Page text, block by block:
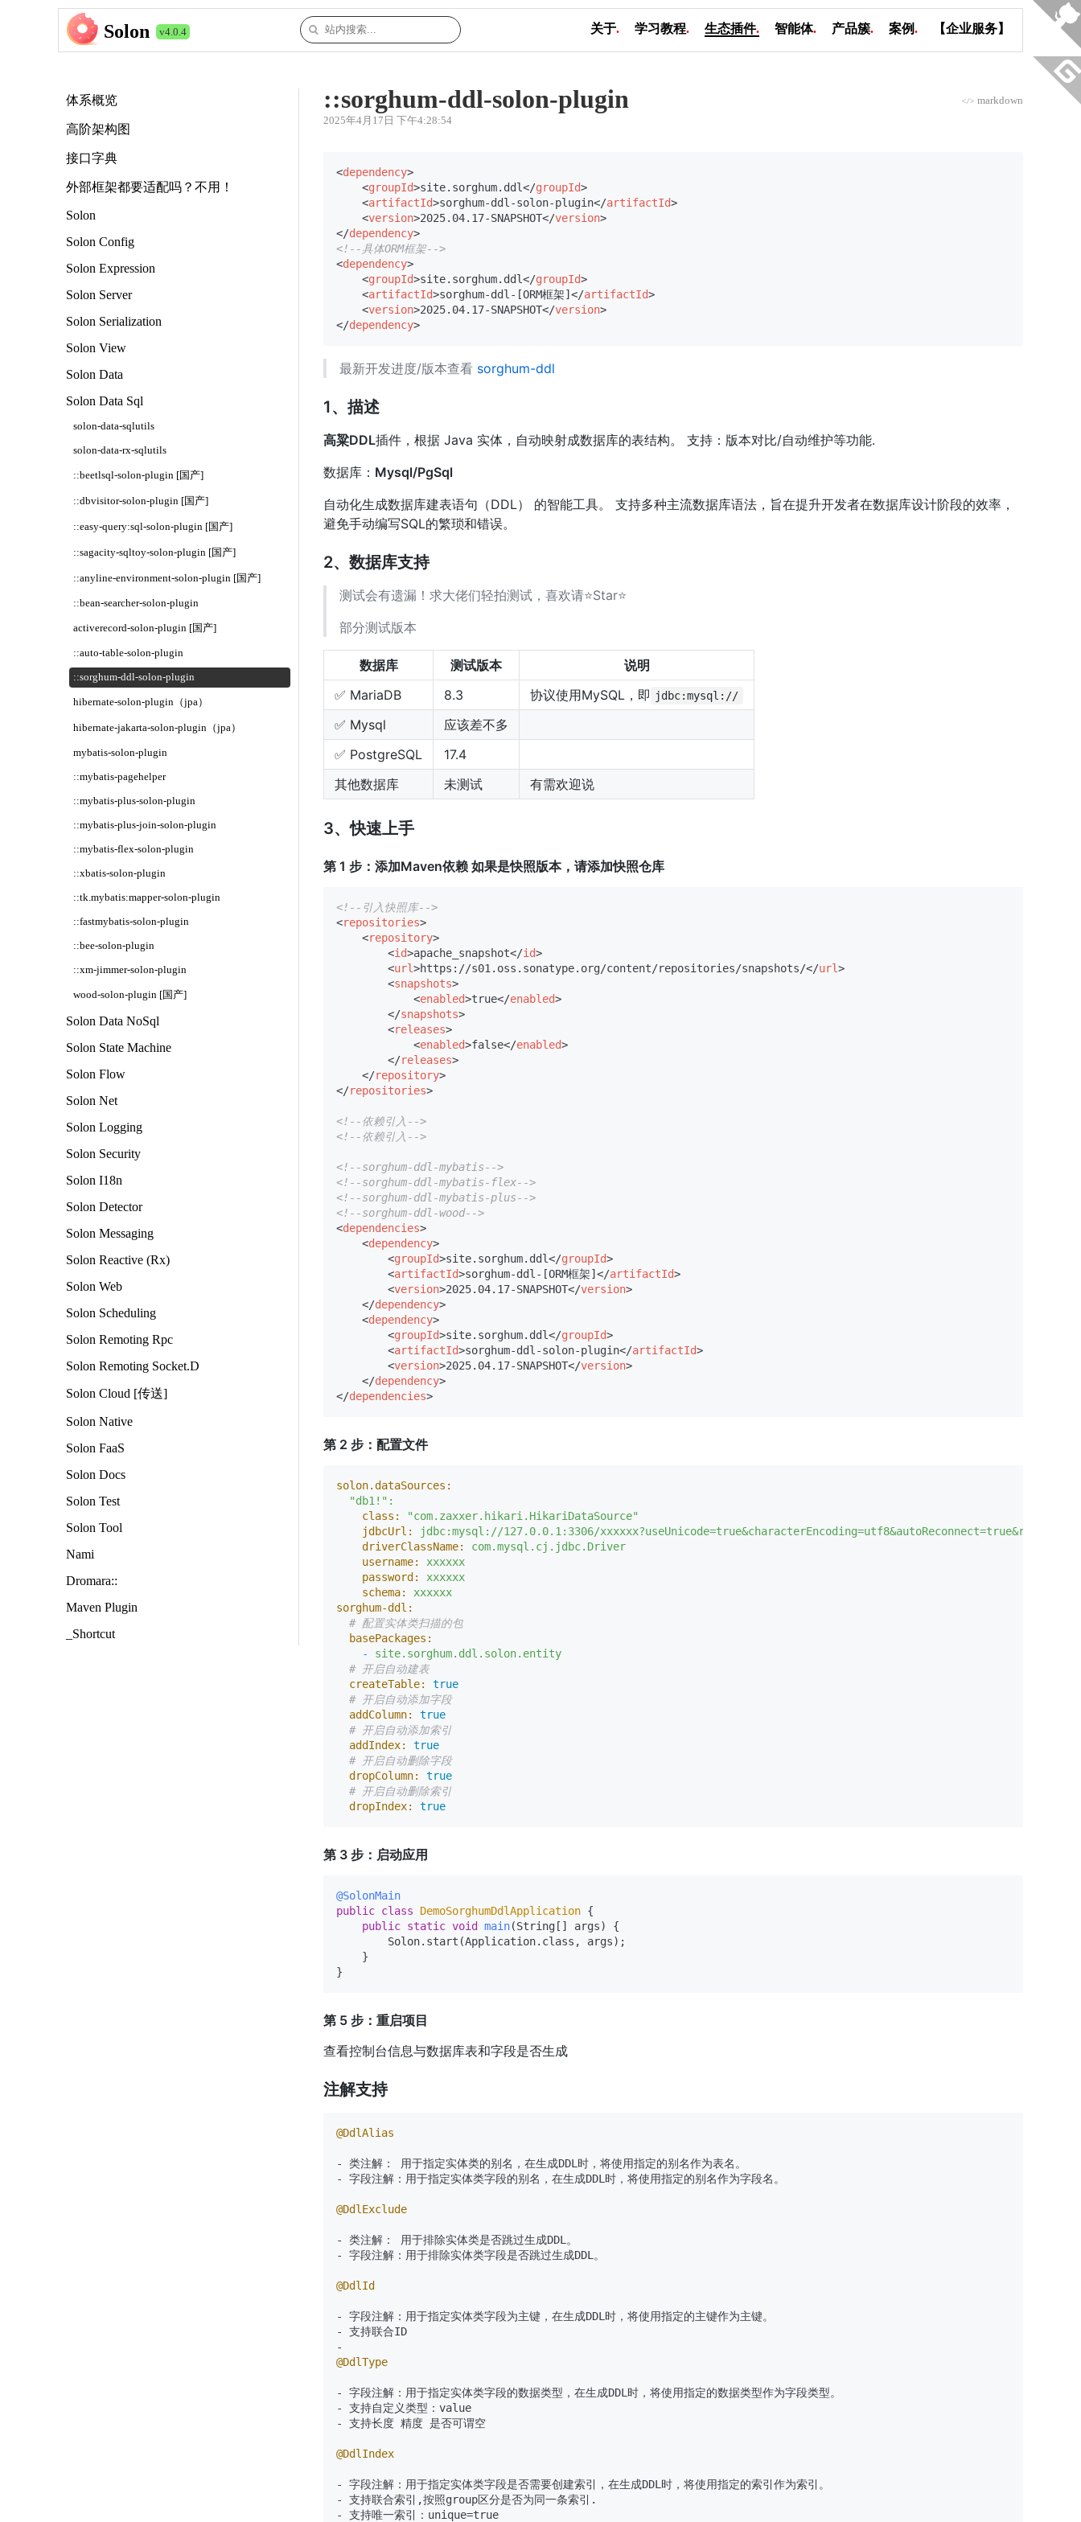
Solon v4.0.4 关于. 学习教程. 生态插件. 智能体. 产品簇. 案例. 【企业服务】
体系概览
高阶架构图
接口字典
外部框架都要适配吗？不用！
Solon
Solon Config
Solon Expression
Solon Server
Solon Serialization
Solon View
Solon Data
Solon Data Sql
solon-data-sqlutils
solon-data-rx-sqlutils
::beetlsql-solon-plugin [国产]
::dbvisitor-solon-plugin [国产]
::easy-query:sql-solon-plugin [国产]
::sagacity-sqltoy-solon-plugin [国产]
::anyline-environment-solon-plugin [国产]
::bean-searcher-solon-plugin
activerecord-solon-plugin [国产]
::auto-table-solon-plugin
::sorghum-ddl-solon-plugin
hibernate-solon-plugin（jpa）
hibernate-jakarta-solon-plugin（jpa）
mybatis-solon-plugin
::mybatis-pagehelper
::mybatis-plus-solon-plugin
::mybatis-plus-join-solon-plugin
::mybatis-flex-solon-plugin
::xbatis-solon-plugin
::tk.mybatis:mapper-solon-plugin
::fastmybatis-solon-plugin
::bee-solon-plugin
::xm-jimmer-solon-plugin
wood-solon-plugin [国产]
Solon Data NoSql
Solon State Machine
Solon Flow
Solon Net
Solon Logging
Solon Security
Solon I18n
Solon Detector
Solon Messaging
Solon Reactive (Rx)
Solon Web
Solon Scheduling
Solon Remoting Rpc
Solon Remoting Socket.D
Solon Cloud [传送]
Solon Native
Solon FaaS
Solon Docs
Solon Test
Solon Tool
Nami
Dromara::
Maven Plugin
_Shortcut
::sorghum-ddl-solon-plugin </> markdown
2025年4月17日 下午4:28:54
<dependency>
<groupId>site.sorghum.ddl</groupId>
<artifactId>sorghum-ddl-solon-plugin</artifactId>
<version>2025.04.17-SNAPSHOT</version>
</dependency>
<!--具体ORM框架-->
<dependency>
<groupId>site.sorghum.ddl</groupId>
<artifactId>sorghum-ddl-[ORM框架] </artifactId>
<version>2025.04.17-SNAPSHOT</version>
</dependency>
最新开发进度/版本查看 sorghum-ddl
1、描述
高粱DDL插件，根据 Java 实体，自动映射成数据库的表结构。 支持：版本对比/自动维护等功能.
数据库： Mysql/PgSql
自动化生成数据库建表语句（DDL） 的智能工具。 支持多种主流数据库语法，旨在提升开发者在数据库设计阶段的效率，
避免手动编写SQL的繁琐和错误。
2、数据库支持
测试会有遗漏！求大佬们轻拍测试，喜欢请⭐Star⭐
部分测试版本
数据库 测试版本
说明
✅ MariaDB
8.3 协议使用MySQL，即 jdbc:mysql://
✅ Mysql
应该差不多
✅ PostgreSQL
17.4
其他数据库
未测试 有需欢迎说
3、快速上手
第 1 步：添加Maven依赖 如果是快照版本，请添加快照仓库
<!--引入快照库-->
<repositories>
<repository>
<id>apache_snapshot</id>
<url>https://s01.oss.sonatype.org/content/repositories/snapshots/</url>
<snapshots>
<enabled>true</enabled>
</snapshots>
<releases>
<enabled>false</enabled>
</releases>
</repository>
</repositories>
<!--依赖引入-->
<!--依赖引入-->
<!--sorghum-ddl-mybatis-->
<!--sorghum-ddl-mybatis-flex-->
<!--sorghum-ddl-mybatis-plus-->
<!--sorghum-ddl-wood-->
<dependencies>
<dependency>
<groupId>site.sorghum.ddl</groupId>
<artifactId>sorghum-ddl-[ORM框架] </artifactId>
<version>2025.04.17-SNAPSHOT</version>
</dependency>
<dependency>
<groupId>site.sorghum.ddl</groupId>
<artifactId>sorghum-ddl-solon-plugin</artifactId>
<version>2025.04.17-SNAPSHOT</version>
</dependency>
</dependencies>
第 2 步：配置文件
solon.dataSources:
"db1!" :
class:
"com.zaxxer.hikari.HikariDataSource"
jdbcUrl:
jdbc:mysql://127.0.0.1:3306/
driverClassName:
com.mysql.cj.jdbc.Driver
username:
xxxxxx
password:
xxxxxx
schema:
xxxxxx
sorghum-ddl:
# 配置实体类扫描的包
basePackages:
-
site.sorghum.ddl.solon.entity
# 开启自动建表
createTable:
true
# 开启自动添加字段
addColumn:
true
# 开启自动添加索引
addIndex:
true
# 开启自动删除字段
dropColumn:
true
# 开启自动删除索引
dropIndex:
true
第 3 步：启动应用
@SolonMain
public class DemoSorghumDdlApplication {
public static void main(String[] args)
{
        Solon.start(Application.class, args);
    }
第 5 步：重启项目
查看控制台信息与数据库表和字段是否生成
注解支持
@DdlAlias
- 类注解： 用于指定实体类的别名，在生成DDL时，将使用指定的别名作为表名。
- 字段注解：用于指定实体类字段的别名，在生成DDL时，将使用指定的别名作为字段名。
@DdlExclude
- 类注解： 用于排除实体类是否跳过生成DDL。
- 字段注解：用于排除实体类字段是否跳过生成DDL。
@DdlId
- 字段注解：用于指定实体类字段为主键，在生成DDL时，将使用指定的主键作为主键。
- 支持联合ID
@DdlType
- 字段注解：用于指定实体类字段的数据类型，在生成DDL时，将使用指定的数据类型作为字段类型。
- 支持自定义类型：value
- 支持长度 精度 是否可谓空
@DdlIndex
- 字段注解：用于指定实体类字段是否需要创建索引，在生成DDL时，将使用指定的索引作为索引。
- 支持联合索引,按照group区分是否为同一条索引.
- 支持唯一索引：unique=true